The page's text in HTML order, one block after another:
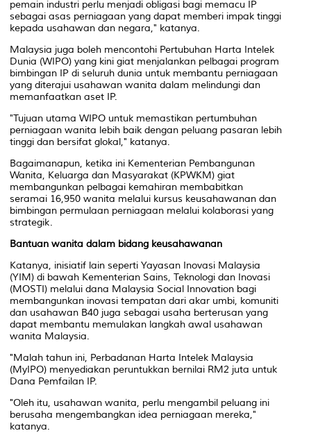
pemain industri perlu menjadi obligasi bagi memacu IP
sebagai asas perniagaan yang dapat memberi impak tinggi
kepada usahawan dan negara," katanya.
Malaysia juga boleh mencontohi Pertubuhan Harta Intelek
Dunia (WIPO) yang kini giat menjalankan pelbagai program
bimbingan IP di seluruh dunia untuk membantu perniagaan
yang diterajui usahawan wanita dalam melindungi dan
memanfaatkan aset IP.
"Tujuan utama WIPO untuk memastikan pertumbuhan
perniagaan wanita lebih baik dengan peluang pasaran lebih
tinggi dan bersifat glokal," katanya.
Bagaimanapun, ketika ini Kementerian Pembangunan
Wanita, Keluarga dan Masyarakat (KPWKM) giat
membangunkan pelbagai kemahiran membabitkan
seramai 16,950 wanita melalui kursus keusahawanan dan
bimbingan permulaan perniagaan melalui kolaborasi yang
strategik.
Bantuan wanita dalam bidang keusahawanan
Katanya, inisiatif lain seperti Yayasan Inovasi Malaysia
(YIM) di bawah Kementerian Sains, Teknologi dan Inovasi
(MOSTI) melalui dana Malaysia Social Innovation bagi
membangunkan inovasi tempatan dari akar umbi, komuniti
dan usahawan B40 juga sebagai usaha berterusan yang
dapat membantu memulakan langkah awal usahawan
wanita Malaysia.
"Malah tahun ini, Perbadanan Harta Intelek Malaysia
(MyIPO) menyediakan peruntukkan bernilai RM2 juta untuk
Dana Pemfailan IP.
"Oleh itu, usahawan wanita, perlu mengambil peluang ini
berusaha mengembangkan idea perniagaan mereka,"
katanya.